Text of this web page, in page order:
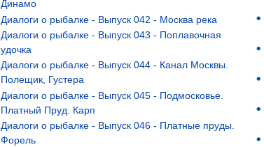
Динамо
Диалоги о рыбалке - Выпуск 042 - Москва река
Диалоги о рыбалке - Выпуск 043 - Поплавочная
удочка
Диалоги о рыбалке - Выпуск 044 - Канал Москвы.
Полещик, Густера
Диалоги о рыбалке - Выпуск 045 - Подмосковье.
Платный Пруд. Карп
Диалоги о рыбалке - Выпуск 046 - Платные пруды.
Форель